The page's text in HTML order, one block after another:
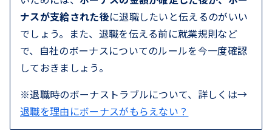
ナスが支給された後に退職したいと伝えるのがいい
でしょう。また、退職を伝える前に就業規則など
で、自社のボーナスについてのルールを今一度確認
しておきましょう。
※退職時のボーナストラブルについて、詳しくは→
退職を理由にボーナスがもらえない？